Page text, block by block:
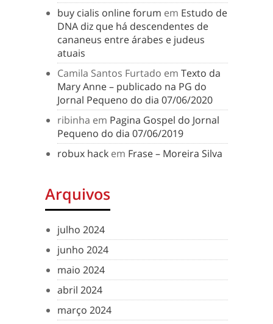
buy cialis online forum em Estudo de
DNA diz que há descendentes de
cananeus entre árabes e judeus
atuais
Camila Santos Furtado em Texto da
Mary Anne – publicado na PG do
Jornal Pequeno do dia 07/06/2020
ribinha em Pagina Gospel do Jornal
Pequeno do dia 07/06/2019
robux hack em Frase – Moreira Silva
Arquivos
julho 2024
junho 2024
maio 2024
abril 2024
março 2024